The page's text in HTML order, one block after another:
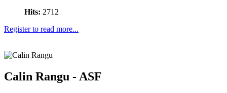
Hits: 2712
Register to read more...
Calin Rangu - ASF